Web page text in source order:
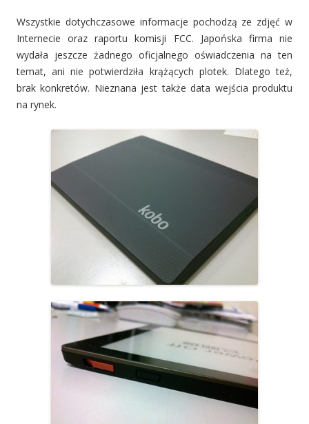
Wszystkie dotychczasowe informacje pochodzą ze zdjęć w
Internecie oraz raportu komisji FCC. Japońska firma nie
wydała jeszcze żadnego oficjalnego oświadczenia na ten
temat, ani nie potwierdziła krążących plotek. Dlatego też,
brak konkretów. Nieznana jest także data wejścia produktu
na rynek.